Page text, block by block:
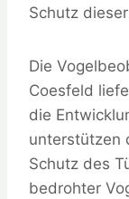
Schutz
Die
Coesfeld
die
unterstützen
Schutz des
bedrohter